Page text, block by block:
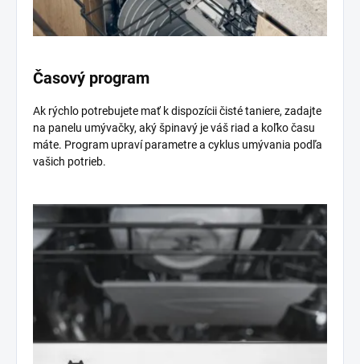
Časový program
Ak rýchlo potrebujete mať k dispozícii čisté taniere, zadajte
na panelu umývačky, aký špinavý je váš riad a koľko času
máte. Program upraví parametre a cyklus umývania podľa
vašich potrieb.